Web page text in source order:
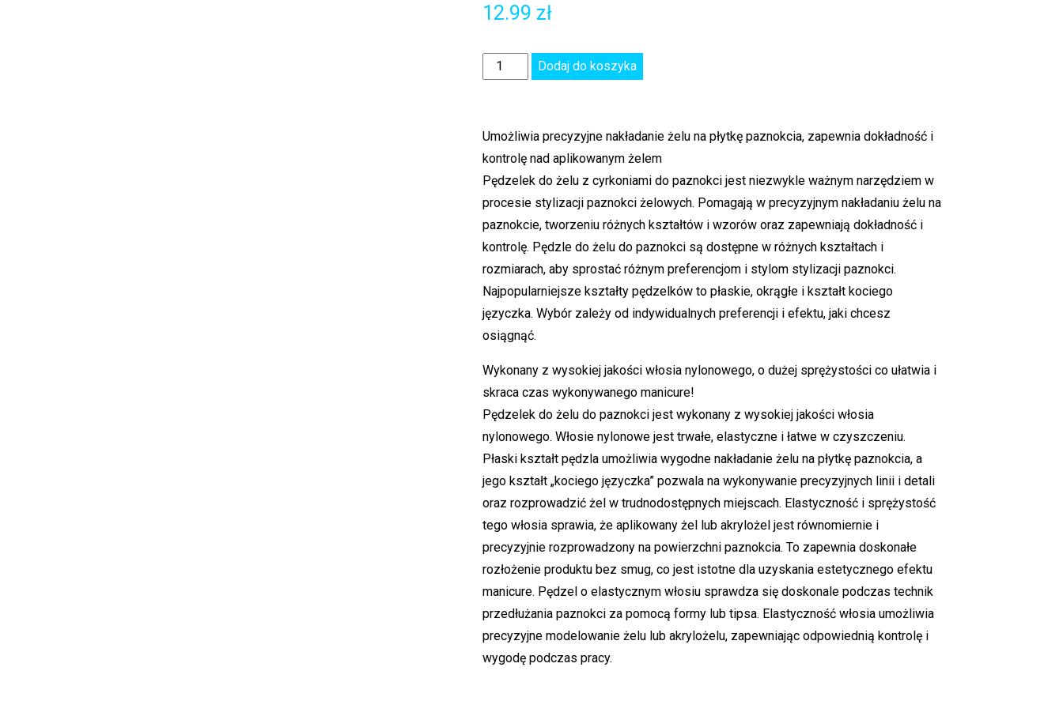
12.99 zł
Dodaj do koszyka
Umożliwia precyzyjne nakładanie żelu na płytkę paznokcia, zapewnia dokładność i
kontrolę nad aplikowanym żelem
Pędzelek do żelu z cyrkoniami do paznokci jest niezwykle ważnym narzędziem w
procesie stylizacji paznokci żelowych. Pomagają w precyzyjnym nakładaniu żelu na
paznokcie, tworzeniu różnych kształtów i wzorów oraz zapewniają dokładność i
kontrolę. Pędzle do żelu do paznokci są dostępne w różnych kształtach i
rozmiarach, aby sprostać różnym preferencjom i stylom stylizacji paznokci.
Najpopularniejsze kształty pędzelków to płaskie, okrągłe i kształt kociego
języczka. Wybór zależy od indywidualnych preferencji i efektu, jaki chcesz
osiągnąć.
Wykonany z wysokiej jakości włosia nylonowego, o dużej sprężystości co ułatwia i
skraca czas wykonywanego manicure!
Pędzelek do żelu do paznokci jest wykonany z wysokiej jakości włosia
nylonowego. Włosie nylonowe jest trwałe, elastyczne i łatwe w czyszczeniu.
Płaski kształt pędzla umożliwia wygodne nakładanie żelu na płytkę paznokcia, a
jego kształt „kociego języczka” pozwala na wykonywanie precyzyjnych linii i detali
oraz rozprowadzić żel w trudnodostępnych miejscach. Elastyczność i sprężystość
tego włosia sprawia, że aplikowany żel lub akrylożel jest równomiernie i
precyzyjnie rozprowadzony na powierzchni paznokcia. To zapewnia doskonałe
rozłożenie produktu bez smug, co jest istotne dla uzyskania estetycznego efektu
manicure. Pędzel o elastycznym włosiu sprawdza się doskonale podczas technik
przedłużania paznokci za pomocą formy lub tipsa. Elastyczność włosia umożliwia
precyzyjne modelowanie żelu lub akrylożelu, zapewniając odpowiednią kontrolę i
wygodę podczas pracy.